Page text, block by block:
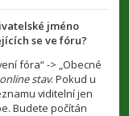
jméno
se ve fóru?
fóra“ -> „Obecné
stav. Pokud u
viditelní jen
Budete počítán